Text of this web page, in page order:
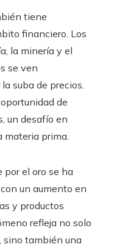
tiene
financiero. Los
la minería y el
se ven
suba de precios.
de
un desafío en
materia prima.
por el oro se ha
un aumento en
y productos
refleja no solo
sino también una